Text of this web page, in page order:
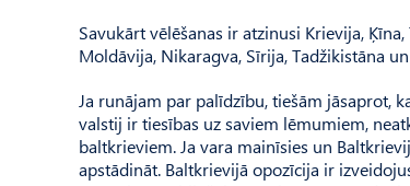
Savukārt vēlēšanas ir atzinusi Krievija,
Moldāvija, Nikaragva, Sīrija, Tadžikistāna
Ja runājam par palīdzību, tiešām jāsaprot,
valstij ir tiesības uz saviem lēmumiem,
baltkrieviem. Ja vara mainīsies un
apstādināt. Baltkrievijā opozīcija ir